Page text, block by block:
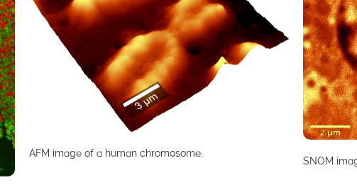
AFM image of a human chromosome.
SNOM